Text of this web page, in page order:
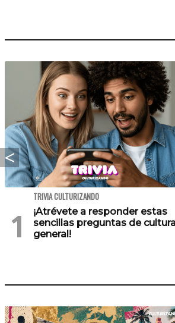
TRIVIA CULTURIZANDO
¡Atrévete a responder estas
sencillas preguntas de
general!